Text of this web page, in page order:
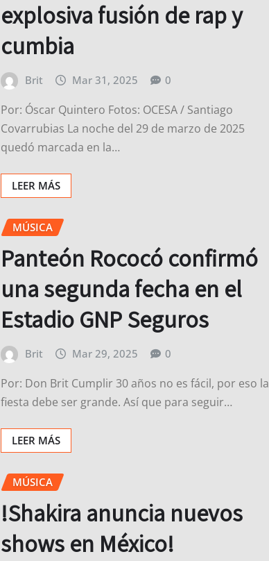
explosiva fusión de rap y
cumbia
Brit Mar 31, 2025 0
Por: Óscar Quintero Fotos: OCESA / Santiago
Covarrubias La noche del 29 de marzo de 2025
quedó marcada en la…
LEER MÁS
MÚSICA
Panteón Rococó confirmó
una segunda fecha en el
Estadio GNP Seguros
Brit Mar 29, 2025 0
Por: Don Brit Cumplir 30 años no es fácil, por eso la
fiesta debe ser grande. Así que para seguir…
LEER MÁS
MÚSICA
!Shakira anuncia nuevos
shows en México!